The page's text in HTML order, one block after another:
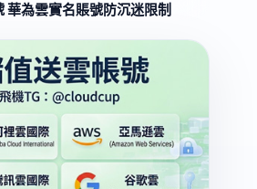
華為雲實名賬號防沉迷限制